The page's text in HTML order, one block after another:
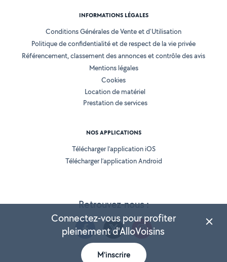
Retrouvez-nous :
INFORMATIONS LÉGALES
Conditions Générales de Vente et d'Utilisation
Politique de confidentialité et de respect de la vie privée
Référencement, classement des annonces et contrôle des avis
Mentions légales
Cookies
Location de matériel
Prestation de services
NOS APPLICATIONS
Télécharger l’application iOS
Télécharger l’application Android
Connectez-vous pour profiter
pleinement d'AlloVoisins
M'inscrire